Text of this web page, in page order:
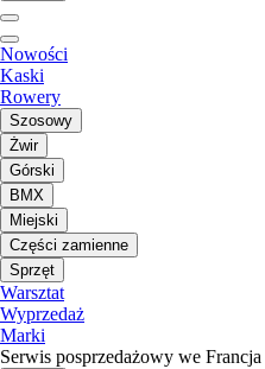
Nowości
Kaski
Rowery
Szosowy
Żwir
Górski
BMX
Miejski
Części zamienne
Sprzęt
Warsztat
Wyprzedaż
Marki
Serwis posprzedażowy we Francja